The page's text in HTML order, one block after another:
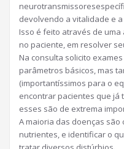
neurotransmissores
devolvendo a vitalidade e
Isso é feito através de
no paciente, em resolver
Na consulta solicito
parâmetros básicos, mas
(importantíssimos para o
encontrar pacientes que já
esses são de extrema
A maioria das doenças
nutrientes, e identificar o